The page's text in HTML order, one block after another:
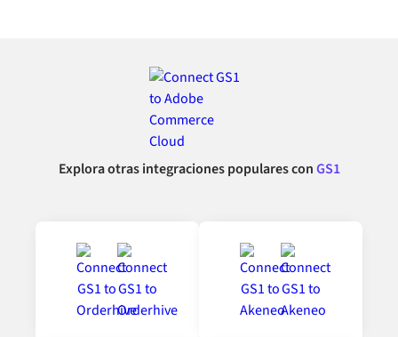
Explora otras integraciones populares conGS1